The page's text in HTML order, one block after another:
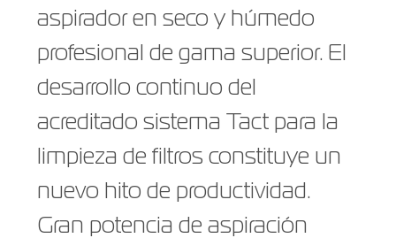
aspirador en seco y húmedo
profesional de gama superior. El
desarrollo continuo del
acreditado sistema Tact para la
limpieza de filtros constituye un
nuevo hito de productividad.
Gran potencia de aspiración